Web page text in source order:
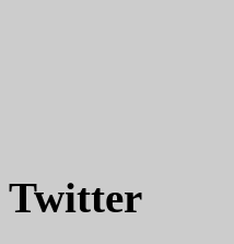
Twitter